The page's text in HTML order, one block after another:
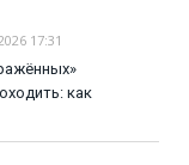
17:31
как